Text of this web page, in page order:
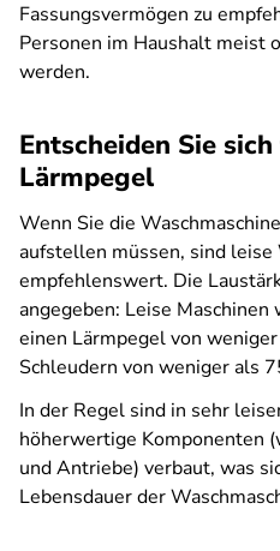
Fassungsvermögen zu
Personen im Haushalt meist
werden.
Entscheiden Sie
Lärmpegel
Wenn Sie die
aufstellen müssen, sind leise
empfehlenswert. Die
angegeben: Leise Maschinen
einen Lärmpegel von
Schleudern von weniger als
In der Regel sind in sehr
höherwertige Komponenten
und Antriebe) verbaut, was
Lebensdauer der